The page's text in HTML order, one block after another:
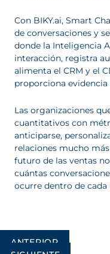
Con BIKY.ai, Smart
de conversaciones y
donde la Inteligencia
interacción, registra
alimenta el CRM y el
proporciona
Las organizaciones
cuantitativos con
anticiparse,
relaciones mucho
futuro de las ventas
cuántas
ocurre dentro de cada
Navegación
ANTERIOR